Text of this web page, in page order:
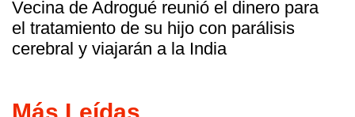
Vecina de Adrogué reunió el dinero para
el tratamiento de su hijo con parálisis
cerebral y viajarán a la India
Más Leídas